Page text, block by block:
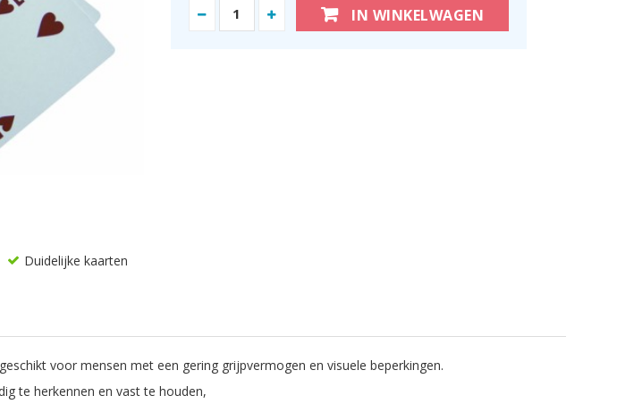
IN WINKELWAGEN
Duidelijke kaarten
voor mensen met een gering grijpvermogen en visuele beperkingen.
te herkennen en vast te houden,